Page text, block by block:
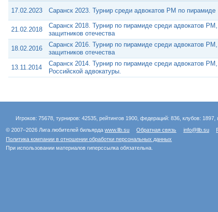
17.02.2023 Саранск 2023. Турнир среди адвокатов РМ по пирамиде
21.02.2018
Саранск 2018. Турнир по пирамиде среди адвокатов
защитников отечества
18.02.2016
Саранск 2016. Турнир по пирамиде среди адвокатов
защитников отечества
13.11.2014
Саранск 2014. Турнир по пирамиде среди адвокатов
Российской адвокатуры.
Игроков: 75678, турниров: 42535, рейтингов 1900, федераций: 836, клубов:
© 2007–2026 Лига любителей бильярдаwww.llb.su Обратная связь info@llb.su
Политика компании в отношении обработки персональных данных
При использовании материалов гиперссылка обязательна.